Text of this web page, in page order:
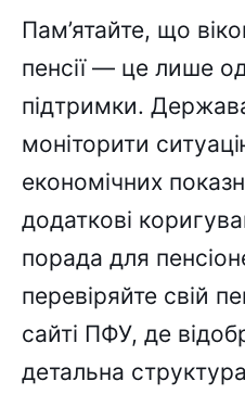
Пам’ятайте, що
пенсії — це лише
підтримки.
моніторити
економічних
додаткові
порада для
перевіряйте свій
сайті ПФУ, де
детальна